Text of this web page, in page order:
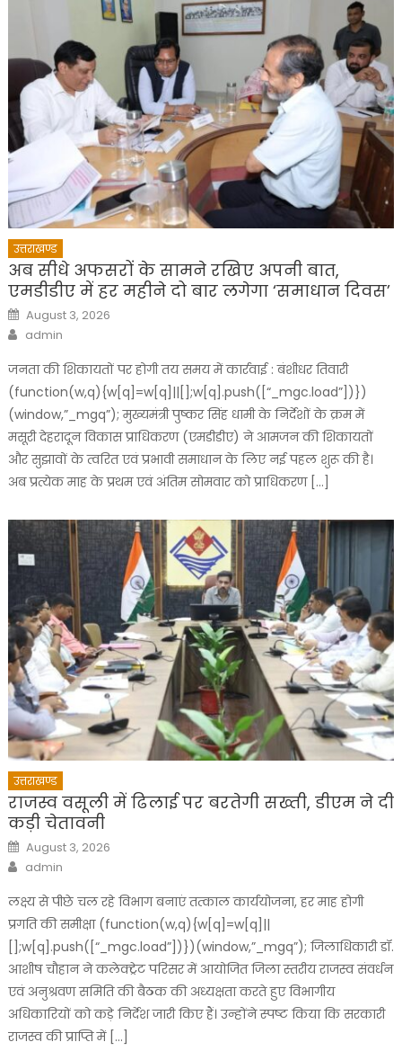
उत्तराखण्ड
अब सीधे अफसरों के सामने रखिए अपनी बात,
एमडीडीए में हर महीने दो बार लगेगा ‘समाधान दिवस’
Posted
on
August 3, 2026
Author
admin
जनता की शिकायतों पर होगी तय समय में कार्रवाई : बंशीधर तिवारी
(function(w,q){w[q]=w[q]||[];w[q].push([“_mgc.load”])})
(window,”_mgq”); मुख्यमंत्री पुष्कर सिंह धामी के निर्देशों के क्रम में
मसूरी देहरादून विकास प्राधिकरण (एमडीडीए) ने आमजन की शिकायतों
और सुझावों के त्वरित एवं प्रभावी समाधान के लिए नई पहल शुरू की है।
अब प्रत्येक माह के प्रथम एवं अंतिम सोमवार को प्राधिकरण […]
उत्तराखण्ड
राजस्व वसूली में ढिलाई पर बरतेगी सख्ती, डीएम ने दी
कड़ी चेतावनी
Posted
on
August 3, 2026
Author
admin
लक्ष्य से पीछे चल रहे विभाग बनाएं तत्काल कार्ययोजना, हर माह होगी
प्रगति की समीक्षा (function(w,q){w[q]=w[q]||
[];w[q].push([“_mgc.load”])})(window,”_mgq”); जिलाधिकारी डॉ.
आशीष चौहान ने कलेक्ट्रेट परिसर में आयोजित जिला स्तरीय राजस्व संवर्धन
एवं अनुश्रवण समिति की बैठक की अध्यक्षता करते हुए विभागीय
अधिकारियों को कड़े निर्देश जारी किए हैं। उन्होंने स्पष्ट किया कि सरकारी
राजस्व की प्राप्ति में […]